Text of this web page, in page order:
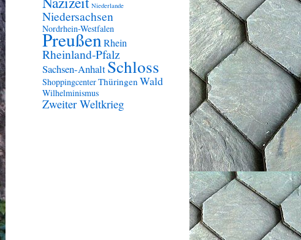
Niederlande
Niedersachsen
Nordrhein-Westfalen
PreußenRhein
Rheinland-Pfalz
Sachsen-AnhaltSchloss
ShoppingcenterThüringen Wald
Wilhelminismus
Zweiter Weltkrieg